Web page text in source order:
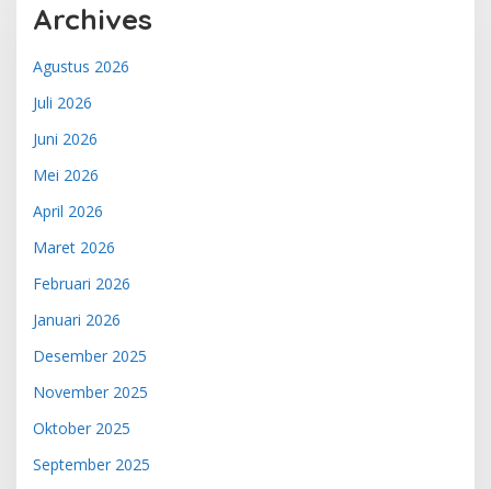
Archives
Agustus 2026
Juli 2026
Juni 2026
Mei 2026
April 2026
Maret 2026
Februari 2026
Januari 2026
Desember 2025
November 2025
Oktober 2025
September 2025